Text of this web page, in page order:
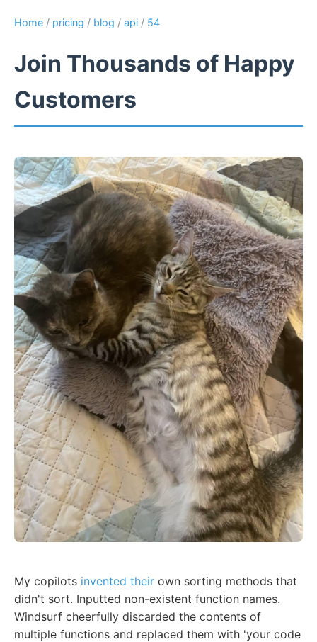
Home / pricing / blog / api / 54
Join Thousands of Happy
Customers
My copilots invented their own sorting methods that
didn't sort. Inputted non-existent function names.
Windsurf cheerfully discarded the contents of
multiple functions and replaced them with 'your code